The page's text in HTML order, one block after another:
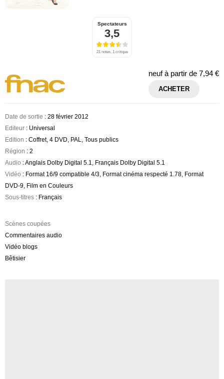
Spectateurs
3,5
21 notes, 1 critique
neuf à partir de 7,94 €
ACHETER
Date de sortie : 28 février 2012
Editeur : Universal
Edition : Coffret, 4 DVD, PAL, Tous publics
Région : 2
Audio : Anglais Dolby Digital 5.1, Français Dolby Digital 5.1
Vidéo : Format 16/9 compatible 4/3, Format cinéma respecté 1.78, Format
DVD-9, Film en Couleurs
Sous-titres : Français
Scènes coupées
Commentaires audio
Vidéo blogs
Bêtisier